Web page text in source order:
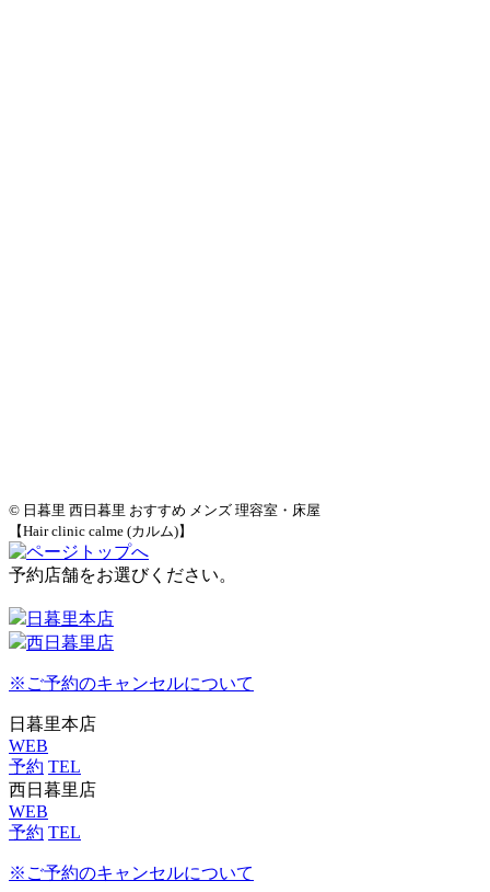
© 日暮里 西日暮里 おすすめ メンズ 理容室・床屋
【Hair clinic calme (カルム)】
予約店舗をお選びください。
日暮里本店
西日暮里店
※ご予約のキャンセルについて
日暮里本店
WEB
予約 TEL
西日暮里店
WEB
予約 TEL
※ご予約のキャンセルについて